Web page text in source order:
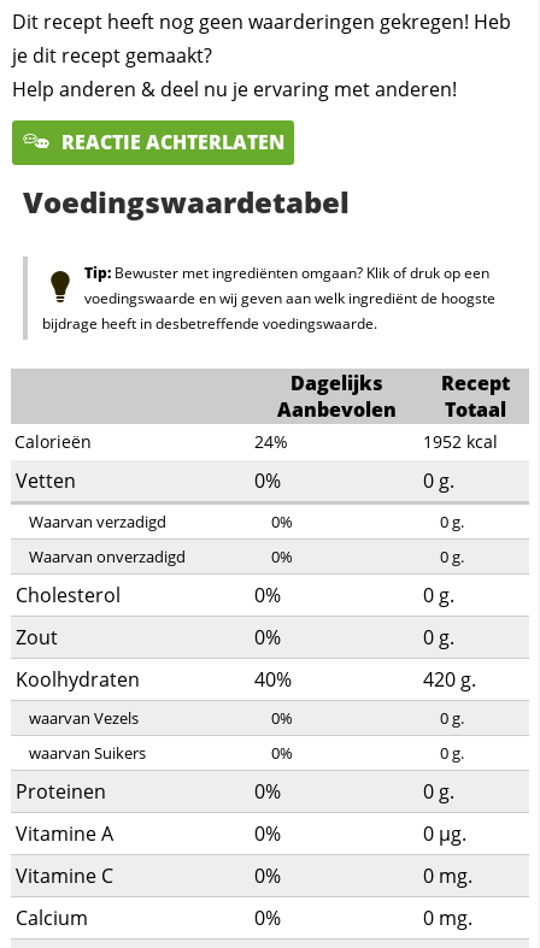
Dit recept heeft nog geen waarderingen gekregen! Heb
je dit recept gemaakt?
Help anderen & deel nu je ervaring met anderen!
REACTIE ACHTERLATEN
Voedingswaardetabel
Tip:Bewuster met ingrediënten omgaan? Klik of druk op een
voedingswaarde en wij geven aan welk ingrediënt de hoogste
bijdrage heeft in desbetreffende voedingswaarde.
Dagelijks
Aanbevolen
Recept
Totaal
Calorieën 24% 1952 kcal
Vetten 0% 0g.
Waarvan verzadigd 0% 0g.
Waarvan onverzadigd
0% 0g.
Cholesterol 0% 0g.
Zout
0% 0g.
Koolhydraten
40% 420g.
waarvan Vezels 0% 0g.
waarvan Suikers
0% 0g.
Proteinen 0% 0g.
Vitamine A
0% 0 µg.
Vitamine C
0% 0 mg.
Calcium
0% 0 mg.